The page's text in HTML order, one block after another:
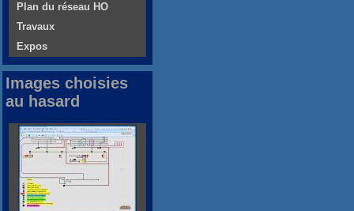
Plan du réseau HO
Travaux
Expos
Images choisies
au hasard